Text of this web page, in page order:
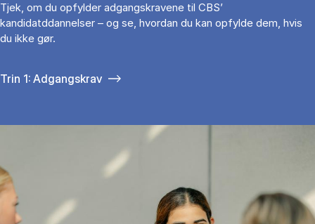
Tjek, om du opfylder adgangskravene til CBS’
kandidatddannelser – og se, hvordan du kan opfylde dem, hvis
du ikke gør.
Trin 1: Adgangskrav